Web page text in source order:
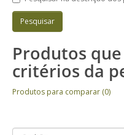
Produtos
critérios da
Produtos para comparar (0)